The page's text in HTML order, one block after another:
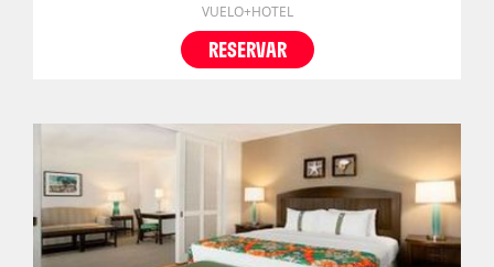
VUELO+HOTEL
RESERVAR